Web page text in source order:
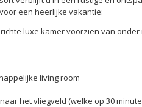
een heerlijke vakantie:
luxe kamer voorzien van
living room
het vliegveld (welke op 30